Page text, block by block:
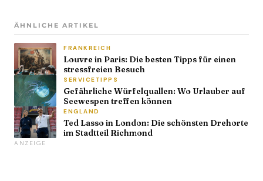
ÄHNLICHE ARTIKEL
FRANKREICH
Louvre in Paris: Die besten Tipps für einen
stressfreien Besuch
SERVICETIPPS
Gefährliche Würfelquallen: Wo Urlauber auf
Seewespen treffen können
ENGLAND
Ted Lasso in London: Die schönsten Drehorte
im Stadtteil Richmond
ANZEIGE